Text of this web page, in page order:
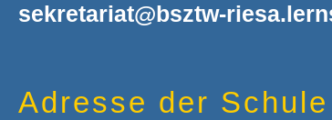
sekretariat@bsztw-
Adresse der Schule